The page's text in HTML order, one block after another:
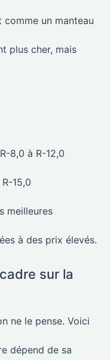
un manteau
plus cher, mais
8,0 à R-12,0
15,0
meilleures
à des prix élevés.
sur la
ne le pense. Voici
dépend de sa